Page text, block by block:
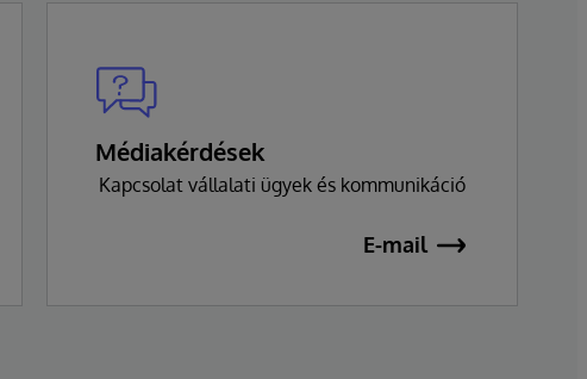
Médiakérdések
Kapcsolat vállalati ügyek és kommunikáció
E-mail